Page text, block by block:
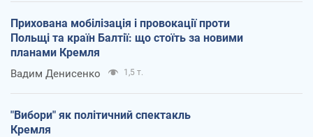
Прихована мобілізація і провокації проти
Польщі та країн Балтії: що стоїть за новими
планами Кремля
Вадим Денисенко 1,5 т.
"Вибори" як політичний спектакль
Кремля